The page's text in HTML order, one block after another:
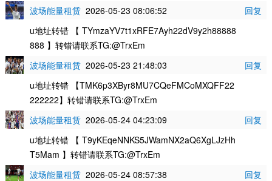
波场能量租赁 2026-05-23 08:06:52
回复
u地址转错 【 TYmzaYV7t1xRFE7Ayh22dV9y2h88888
888 】转错请联系TG:@TrxEm
波场能量租赁 2026-05-23 21:48:03
回复
u地址转错 【TMK6p3XByr8MU7CQeFMCoMXQFF22
222222】转错请联系TG:@TrxEm
波场能量租赁 2026-05-24 04:23:09
回复
u地址转错 【 T9yKEqeNNKS5JWamNX2aQ6XgLJzHh
T5Mam 】转错请联系TG:@TrxEm
波场能量租赁 2026-05-24 08:57:38
回复